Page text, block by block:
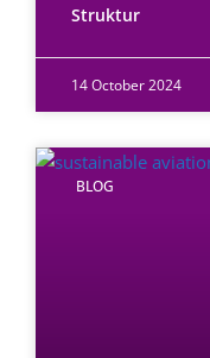
Struktur
14 October 2024
BLOG